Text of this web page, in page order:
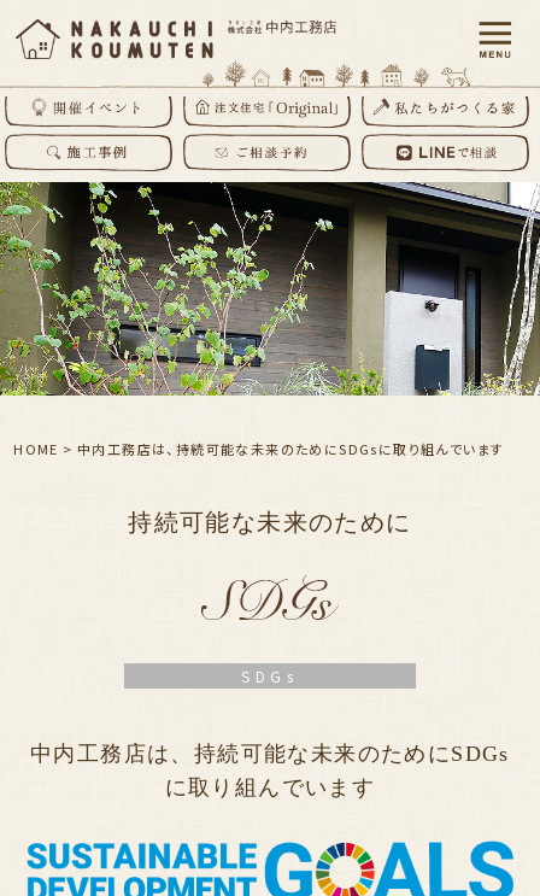
HOME > 中内工務店は、持続可能な未来のためにSDGsに取り組んでいます
持続可能な未来のために
SDGs
中内工務店は、持続可能な未来のためにSDGs
に取り組んでいます